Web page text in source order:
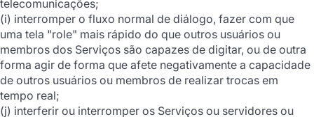
telecomunicações;
(i) interromper o fluxo normal de diálogo, fazer com que
uma tela "role" mais rápido do que outros usuários ou
membros dos Serviços são capazes de digitar, ou de outra
forma agir de forma que afete negativamente a capacidade
de outros usuários ou membros de realizar trocas em
tempo real;
(j) interferir ou interromper os Serviços ou servidores ou